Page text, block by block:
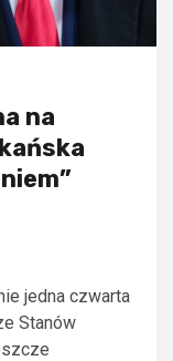
na
jedna czwarta
Stanów